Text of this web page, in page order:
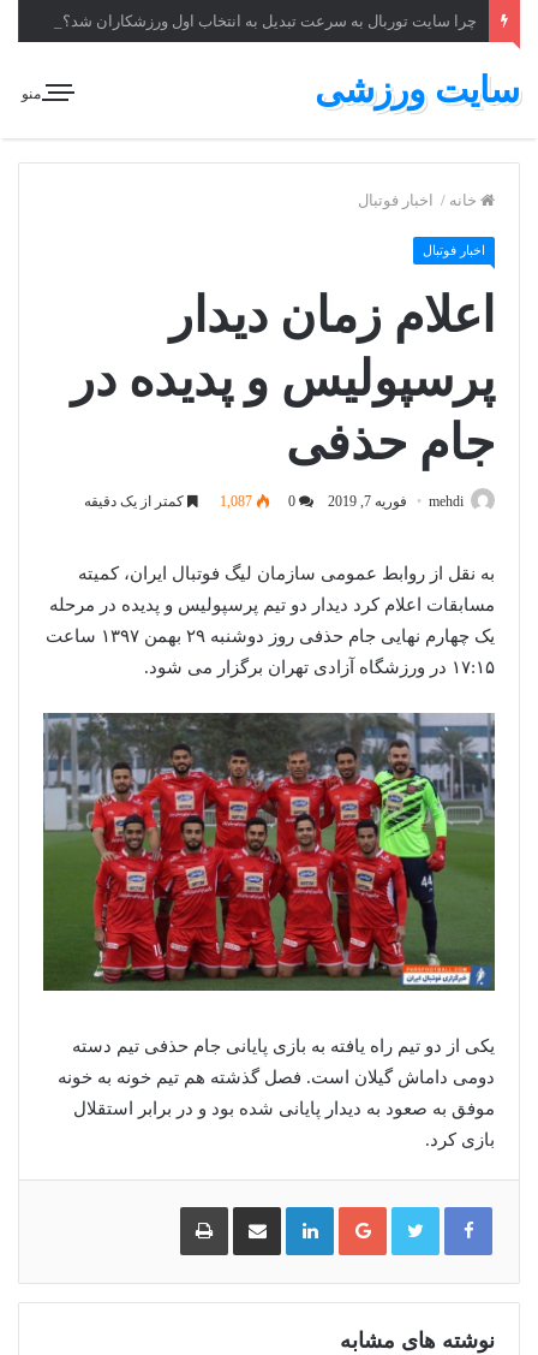
چرا سایت توربال به ‌سرعت تبدیل به انتخاب اول ورزشکاران شد؟
منو سایت ورزشی
خانه / اخبار فوتبال
اخبار فوتبال
اعلام زمان دیدار
پرسپولیس و پدیده در
جام حذفی
mehdi فوریه 7, 2019 1,087 کمتر از یک دقیقه
به نقل از روابط عمومی سازمان لیگ فوتبال ایران، کمیته
مسابقات اعلام کرد دیدار دو تیم پرسپولیس و پدیده در مرحله
یک چهارم نهایی جام حذفی روز دوشنبه ۲۹ بهمن ۱۳۹۷ ساعت
۱۷:۱۵ در ورزشگاه آزادی تهران برگزار می شود.
یکی از دو تیم راه یافته به بازی پایانی جام حذفی تیم دسته
دومی داماش گیلان است. فصل گذشته هم تیم خونه به خونه
موفق به صعود به دیدار پایانی شده بود و در برابر استقلال
بازی کرد.
گوگل
پلاس
لینکدین اشتراک
گذاری
ایمیل
چاپ
نوشته های مشابه